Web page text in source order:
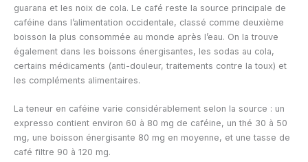
guarana et les noix de cola. Le café reste la source principale de
caféine dans l’alimentation occidentale, classé comme deuxième
boisson la plus consommée au monde après l’eau. On la trouve
également dans les boissons énergisantes, les sodas au cola,
certains médicaments (anti-douleur, traitements contre la toux) et
les compléments alimentaires.
La teneur en caféine varie considérablement selon la source : un
expresso contient environ 60 à 80 mg de caféine, un thé 30 à 50
mg, une boisson énergisante 80 mg en moyenne, et une tasse de
café filtre 90 à 120 mg.